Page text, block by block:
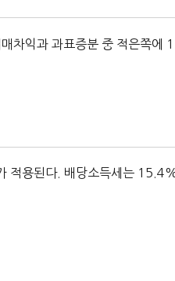
차익과 과표증분 중 적은쪽에
적용된다. 배당소득세는